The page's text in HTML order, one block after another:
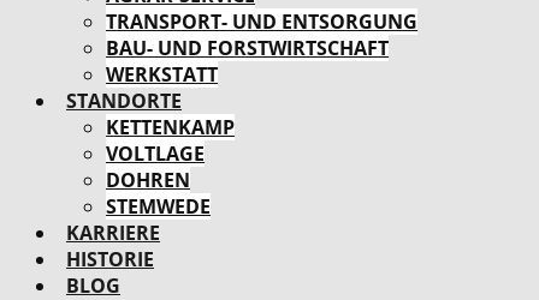
TRANSPORT- UND ENTSORGUNG
BAU- UND FORSTWIRTSCHAFT
WERKSTATT
STANDORTE
KETTENKAMP
VOLTLAGE
DOHREN
STEMWEDE
KARRIERE
HISTORIE
BLOG